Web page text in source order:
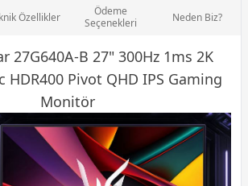
Özellikler
Ödeme
Seçenekleri
Neden Biz?
27G640A-B 27" 300Hz 1ms 2K
HDR400 Pivot QHD IPS Gaming
Monitör